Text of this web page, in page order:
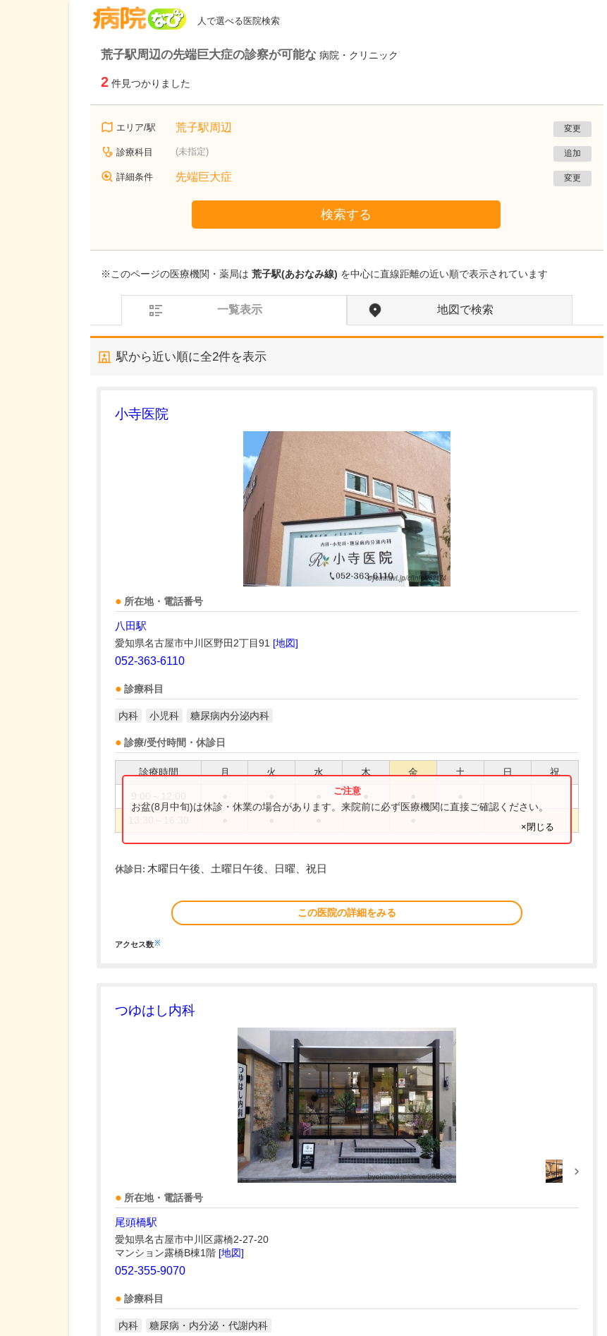
人で選べる医院検索
荒子駅周辺の先端巨大症の診察が可能な 病院・クリニック
2 件見つかりました
エリア/駅 荒子駅周辺 変更
診療科目 (未指定) 追加
詳細条件 先端巨大症 変更
検索する
※このページの医療機関・薬局は 荒子駅(あおなみ線) を中心に直線距離の近い順で表示されています
一覧表示 地図で検索
駅から近い順に全2件を表示
小寺医院
所在地・電話番号
八田駅
愛知県名古屋市中川区野田2丁目91 [地図]
052-363-6110
診療科目
内科 小児科 糖尿病内分泌内科
診療/受付時間・休診日
診療時間 月 火 水 木 金 土 日 祝
お盆(8月中旬)は休診・休業の場合があります。来院前に必ず医療機関に直接ご確認ください。
×閉じる
休診日: 木曜日午後、土曜日午後、日曜、祝日
この医院の詳細をみる
アクセス数※
つゆはし内科
所在地・電話番号
尾頭橋駅
愛知県名古屋市中川区露橋2-27-20
マンション露橋B棟1階 [地図]
052-355-9070
診療科目
内科 糖尿病・内分泌・代謝内科
愛知県岡崎市
わたなべ整形リハビリクリニック
クリニック名にも入っているように、リハビリ
を非常に重視していらっしゃいますね。
整形外科医として、患者
導することが重要だと考
えています。肩・腰・膝
が痛…